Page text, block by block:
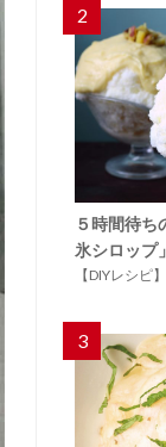
2
５時間待ち
氷シロップ」
【DIYレシピ
3